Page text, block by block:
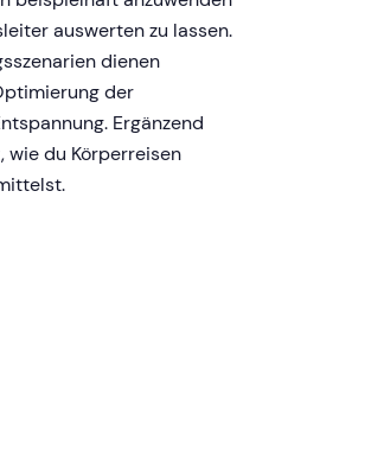
auswerten zu lassen.
dienen
der
Ergänzend
du Körperreisen